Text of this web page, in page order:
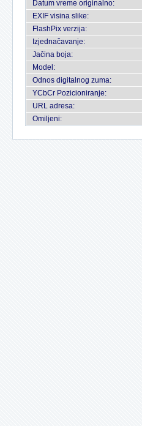
Datum vreme originalno:
EXIF visina slike:
FlashPix verzija:
Izjednačavanje:
Jačina boja:
Model:
Odnos digitalnog zuma:
YCbCr Pozicioniranje:
URL adresa:
Omiljeni: